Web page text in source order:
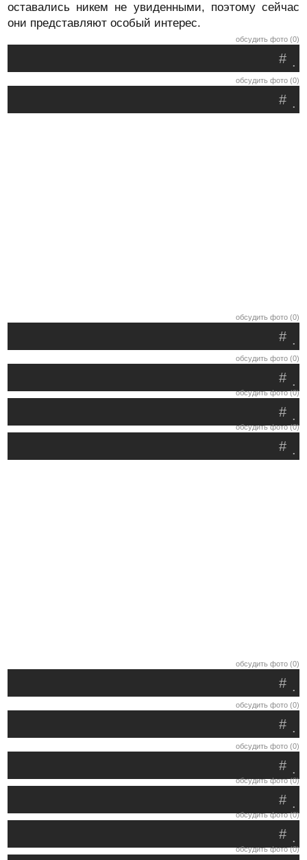
оставались никем не увиденными, поэтому сейчас
они представляют особый интерес.
обсудить фото (0)
.
#
обсудить фото (0)
.
#
обсудить фото (0)
.
#
обсудить фото (0)
.
#
обсудить фото (0)
.
#
обсудить фото (0)
.
#
обсудить фото (0)
.
#
обсудить фото (0)
.
#
обсудить фото (0)
.
#
обсудить фото (0)
.
#
обсудить фото (0)
.
#
обсудить фото (0)